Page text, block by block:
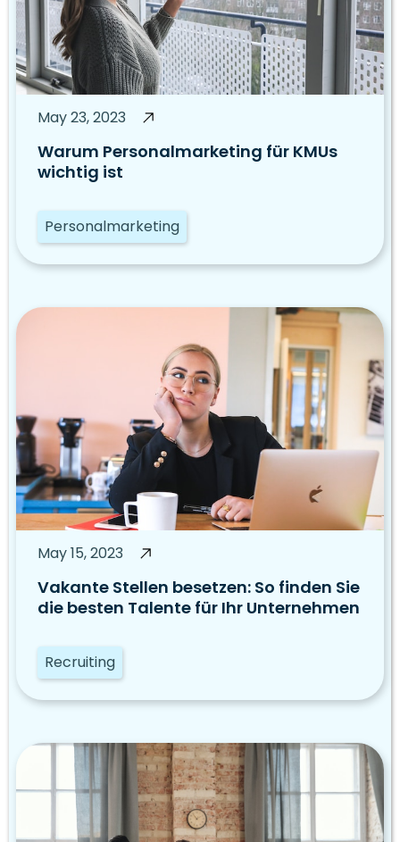
May 23, 2023
Warum Personalmarketing für KMUs
wichtig ist
Personalmarketing
May 15, 2023
Vakante Stellen besetzen: So finden Sie
die besten Talente für Ihr Unternehmen
Recruiting